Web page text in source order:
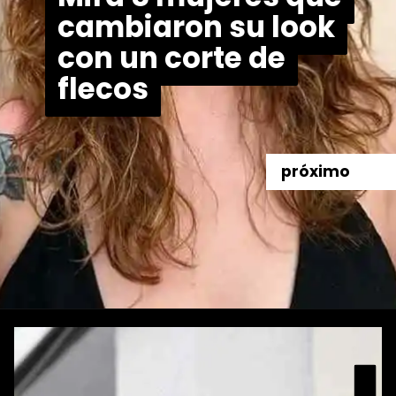
cambiaron su look
con un corte de
flecos
cambiaron su look
con un corte de
flecos
próximo